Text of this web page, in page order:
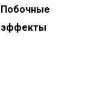
Побочные
эффекты